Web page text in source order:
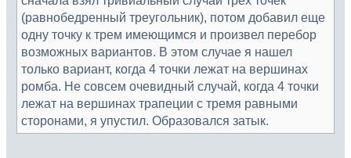
(равнобедренный треугольник), потом добавил еще
одну точку к трем имеющимся и произвел перебор
возможных вариантов. В этом случае я нашел
только вариант, когда 4 точки лежат на вершинах
ромба. Не совсем очевидный случай, когда 4 точки
лежат на вершинах трапеции с тремя равными
сторонами, я упустил. Образовался затык.